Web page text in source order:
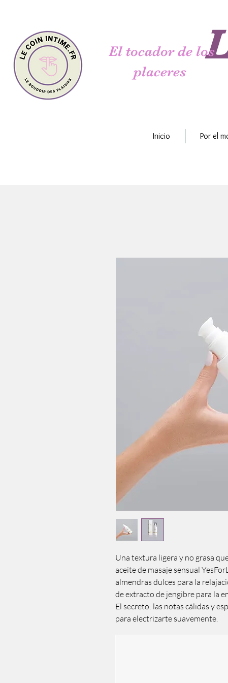
El tocador de los
placeres
Inicio Por el
Una textura ligera y no grasa
aceite de masaje sensual
almendras dulces para la
de extracto de jengibre para la
El secreto: las notas cálidas y
para electrizarte suavemente.